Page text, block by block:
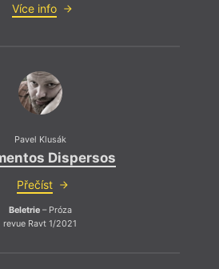
Více info
Pavel Klusák
Dispersos
Přečíst
Beletrie– Próza
revue Ravt 1/2021